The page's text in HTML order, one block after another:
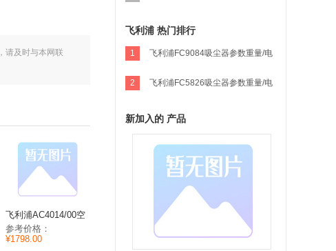
请及时与本网联
飞利浦AC4014/00空
气净化器参数尺寸/重
量/电压
参考价格：
¥1798.00
飞利浦 热门排行
1
飞利浦FC9084吸尘器参数重量/电
2
飞利浦FC5826吸尘器参数重量/电
新加入的 产品